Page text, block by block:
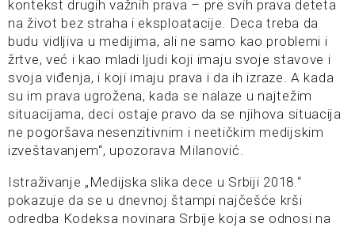
kontekst drugih važnih prava – pre svih prava deteta
na život bez straha i eksploatacije. Deca treba da
budu vidljiva u medijima, ali ne samo kao problemi i
žrtve, već i kao mladi ljudi koji imaju svoje stavove i
svoja viđenja, i koji imaju prava i da ih izraze. A kada
su im prava ugrožena, kada se nalaze u najtežim
situacijama, deci ostaje pravo da se njihova situacija
ne pogoršava nesenzitivnim i neetičkim medijskim
izveštavanjem“, upozorava Milanović.
Istraživanje „Medijska slika dece u Srbiji 2018.“
pokazuje da se u dnevnoj štampi najčešće krši
odredba Kodeksa novinara Srbije koja se odnosi na